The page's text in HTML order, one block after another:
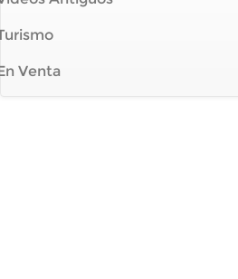
Venta